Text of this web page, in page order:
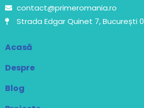
contact@primeromania.ro
Strada Edgar Quinet 7, București
Acasă
Despre
Blog